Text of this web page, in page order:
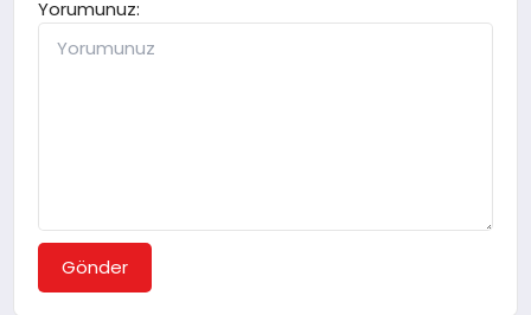
Yorumunuz:
Gönder